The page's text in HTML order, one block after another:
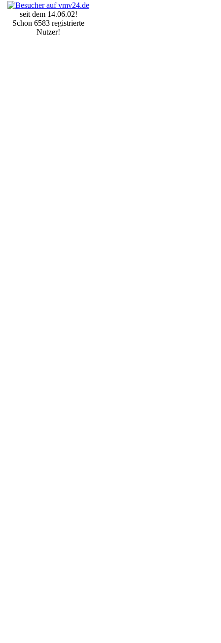
seit dem 14.06.02!
Schon 6583 registrierte
Nutzer!